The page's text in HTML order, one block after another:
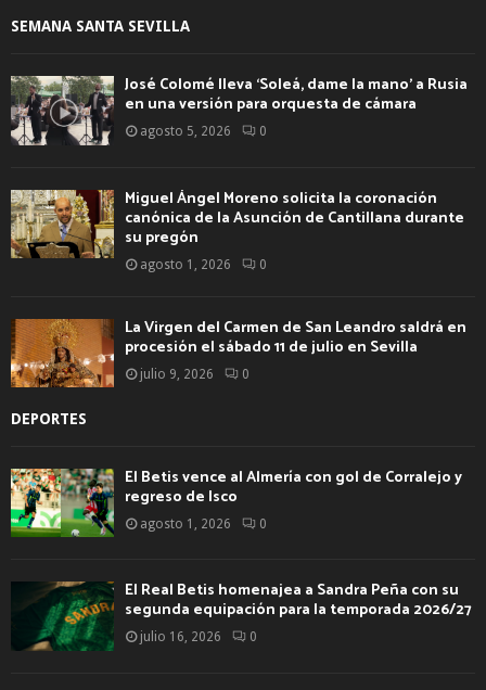
SEMANA SANTA SEVILLA
José Colomé lleva ‘Soleá, dame la mano’ a Rusia
en una versión para orquesta de cámara
agosto 5, 2026 0
Miguel Ángel Moreno solicita la coronación
canónica de la Asunción de Cantillana durante
su pregón
agosto 1, 2026 0
La Virgen del Carmen de San Leandro saldrá en
procesión el sábado 11 de julio en Sevilla
julio 9, 2026 0
DEPORTES
El Betis vence al Almería con gol de Corralejo y
regreso de Isco
agosto 1, 2026 0
El Real Betis homenajea a Sandra Peña con su
segunda equipación para la temporada 2026/27
julio 16, 2026 0